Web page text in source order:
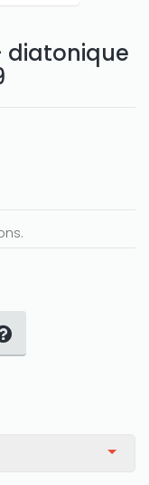
diatonique
to win a huge